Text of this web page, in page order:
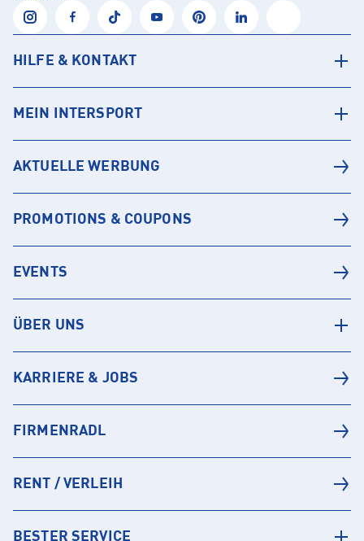
HILFE & KONTAKT
MEIN INTERSPORT
AKTUELLE WERBUNG
PROMOTIONS & COUPONS
EVENTS
ÜBER UNS
KARRIERE & JOBS
FIRMENRADL
RENT / VERLEIH
BESTER SERVICE